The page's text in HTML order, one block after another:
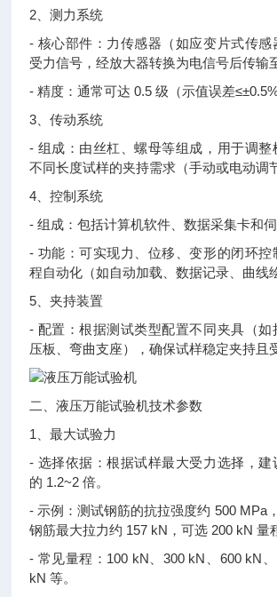
2、测力系统
- 核心部件：力传感器（如应变片式传感
受力信号，经放大器转换为电信号后传输
- 精度：通常可达 0.5 级（示值误差≤±0.5%
3、传动系统
- 组成：由丝杠、螺母等组成，用于调整
不同长度试样的夹持需求（手动或电动调
4、控制系统
- 组成：包括计算机软件、数据采集卡和伺
- 功能：可实现力、位移、变形的闭环控
程自动化（如自动加载、数据记录、曲线
5、夹持装置
- 配置：根据测试类型配置不同夹具（如
压板、弯曲支座），确保试样稳定夹持且
二、液压万能试验机技术参数
1、最大试验力
- 选择依据：根据试样最大受力选择，建
的 1.2~2 倍。
- 示例：测试钢筋的抗拉强度约 500 MPa
钢筋最大拉力约 157 kN，可选 200 kN 量
- 常见量程：100 kN、300 kN、600 kN
kN 等。